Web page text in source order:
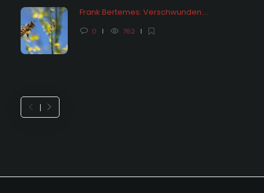
Frank Bertemes: Verschwunden….
0 762